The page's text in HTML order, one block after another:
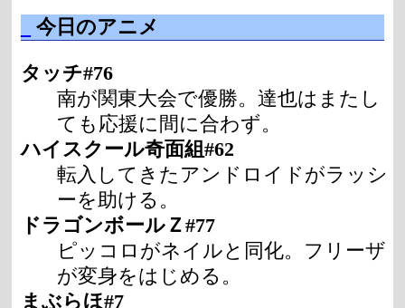
今日のアニメ
タッチ#76
南が関東大会で優勝。達也はまたし
ても応援に間に合わず。
ハイスクール奇面組#62
転入してきたアンドロイドがラッシ
ーを助ける。
ドラゴンボールＺ#77
ピッコロがネイルと同化。フリーザ
が変身をはじめる。
まぶらほ#7